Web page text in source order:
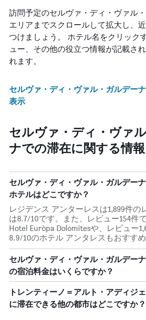
訪問予定のセルヴァ・ディ・ヴァル
エリアまでスクロールして拡大し、
つけましょう。 ホテル名をクリック
ュー、その他の役立つ情報が記載さ
れます。
セルヴァ・ディ・ヴァル・ガルデー
表示
セルヴァ・ディ・ヴァ
ナでの滞在に関する情報
セルヴァ・ディ・ヴァル・ガルデー
ホテルはどこですか？
レジデンス アンターレスは1,899件の
は8.7/10です。また、レビュー154件
Hotel Euròpa Dolomitesや、レビュー
8.9/10のホテル アンタレスもおすすめ
セルヴァ・ディ・ヴァル・ガルデー
の宿泊料金はいくらですか？
トレンティーノ＝アルト・アディジ
に滞在できる他の都市はどこですか？